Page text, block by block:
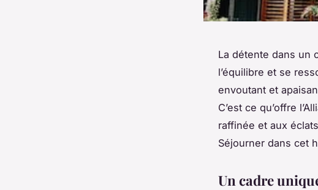
La détente dans un
l’équilibre et se
envoutant et
C’est ce qu’offre
raffinée et aux
Séjourner dans cet
Un cadre